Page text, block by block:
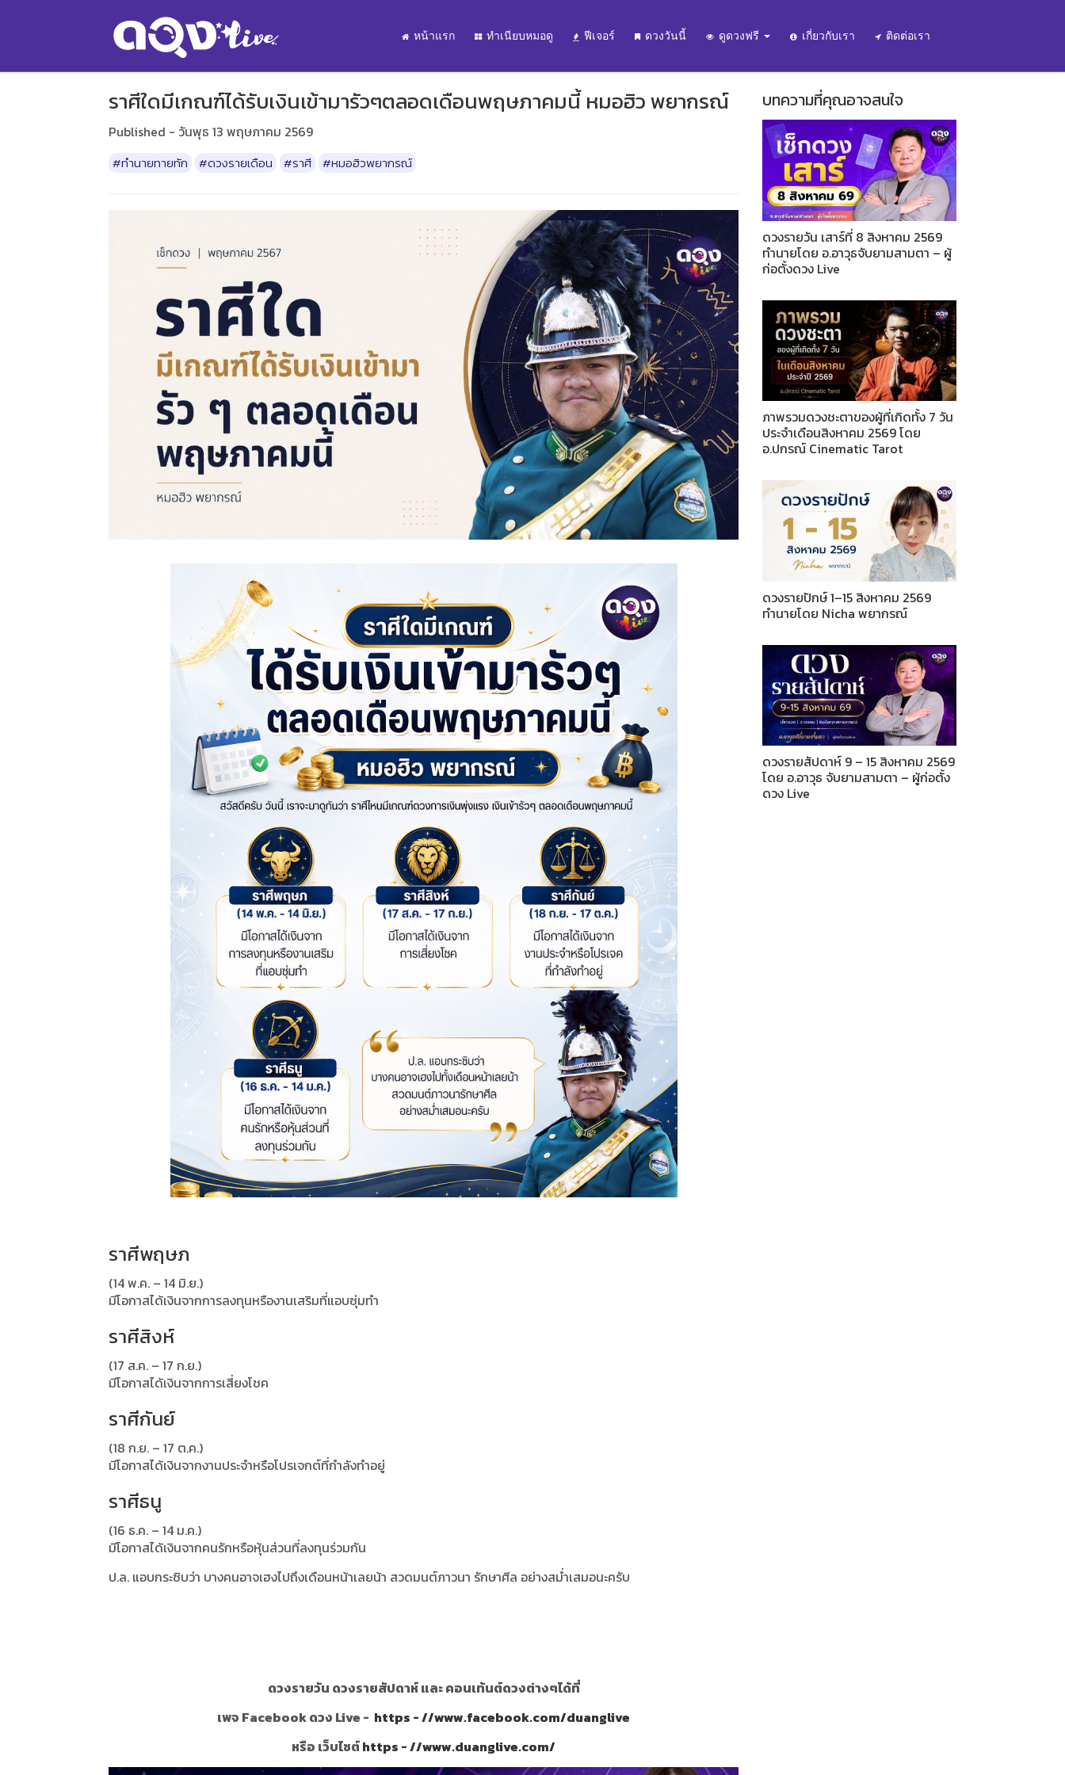
หน้าแรก ทำเนียบหมอดู ฟีเจอร์ ดวงวันนี้ ดูดวงฟรี เกี่ยวกับเรา ติดต่อเรา
ราศีใดมีเกณฑ์ได้รับเงินเข้ามารัวๆตลอดเดือนพฤษภาคมนี้ หมอฮิว พยากรณ์
Published - วันพุธ 13 พฤษภาคม 2569
#ทำนายทายทัก #ดวงรายเดือน #ราศี #หมอฮิวพยากรณ์
ราศีพฤษภ
(14 พ.ค. – 14 มิ.ย.)
มีโอกาสได้เงินจากการลงทุนหรืองานเสริมที่แอบซุ่มทำ
ราศีสิงห์
(17 ส.ค. – 17 ก.ย.)
มีโอกาสได้เงินจากการเสี่ยงโชค
ราศีกันย์
(18 ก.ย. – 17 ต.ค.)
มีโอกาสได้เงินจากงานประจำหรือโปรเจกต์ที่กำลังทำอยู่
ราศีธนู
(16 ธ.ค. – 14 ม.ค.)
มีโอกาสได้เงินจากคนรักหรือหุ้นส่วนที่ลงทุนร่วมกัน
ป.ล. แอบกระซิบว่า บางคนอาจเฮงไปถึงเดือนหน้าเลยน้า สวดมนต์ภาวนา รักษาศีล อย่างสม่ำเสมอนะครับ
ดวงรายวัน ดวงรายสัปดาห์ และ คอนเท้นต์ดวงต่างๆได้ที่
เพจ Facebook ดวง Live - https - //www.facebook.com/duanglive
หรือ เว็บไซต์https - //www.duanglive.com/
บทความที่คุณอาจสนใจ
ดวงรายวัน เสาร์ที่ 8 สิงหาคม 2569
ทำนายโดย อ.อาวุธจับยามสามตา – ผู้
ก่อตั้งดวง Live
ภาพรวมดวงชะตาของผู้ที่เกิดทั้ง 7 วัน
ประจำเดือนสิงหาคม 2569 โดย
อ.ปกรณ์ Cinematic Tarot
ดวงรายปักษ์ 1–15 สิงหาคม 2569
ทำนายโดย Nicha พยากรณ์
ดวงรายสัปดาห์ 9 – 15 สิงหาคม 2569
โดย อ.อาวุธ จับยามสามตา – ผู้ก่อตั้ง
ดวง Live